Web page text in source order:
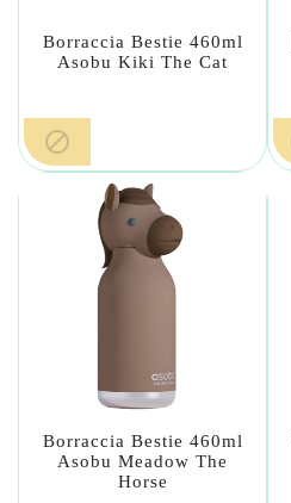
Borraccia Bestie 460ml
Asobu Kiki The Cat

Borraccia Bestie 460ml
Asobu Meadow The
Horse